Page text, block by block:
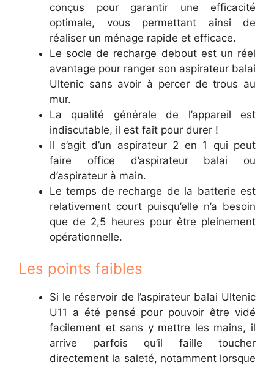
conçus pour garantir une efficacité
optimale, vous permettant ainsi de
réaliser un ménage rapide et efficace.
Le socle de recharge debout est un réel
avantage pour ranger son aspirateur balai
Ultenic sans avoir à percer de trous au
mur.
La qualité générale de l’appareil est
indiscutable, il est fait pour durer !
Il s’agit d’un aspirateur 2 en 1 qui peut
faire office d’aspirateur balai ou
d’aspirateur à main.
Le temps de recharge de la batterie est
relativement court puisqu’elle n’a besoin
que de 2,5 heures pour être pleinement
opérationnelle.
Les points faibles
Si le réservoir de l’aspirateur balai Ultenic
U11 a été pensé pour pouvoir être vidé
facilement et sans y mettre les mains, il
arrive parfois qu’il faille toucher
directement la saleté, notamment lorsque